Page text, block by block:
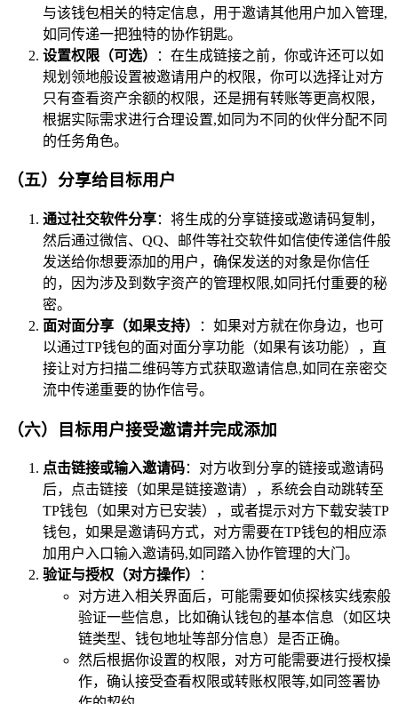
与该钱包相关的特定信息，用于邀请其他用户加入管理,
如同传递一把独特的协作钥匙。
设置权限（可选）
：在生成链接之前，你或许还可以如
规划领地般设置被邀请用户的权限，你可以选择让对方
只有查看资产余额的权限，还是拥有转账等更高权限，
根据实际需求进行合理设置,如同为不同的伙伴分配不同
的任务角色。
（五）分享给目标用户
通过社交软件分享：将生成的分享链接或邀请码复制，
然后通过微信、QQ、邮件等社交软件如信使传递信件般
发送给你想要添加的用户，确保发送的对象是你信任
的，因为涉及到数字资产的管理权限,如同托付重要的秘
密。
面对面分享（如果支持）
：如果对方就在你身边，也可
以通过TP钱包的面对面分享功能（如果有该功能），直
接让对方扫描二维码等方式获取邀请信息,如同在亲密交
流中传递重要的协作信号。
（六）目标用户接受邀请并完成添加
点击链接或输入邀请码：对方收到分享的链接或邀请码
后，点击链接（如果是链接邀请），系统会自动跳转至
TP钱包（如果对方已安装），或者提示对方下载安装TP
钱包，如果是邀请码方式，对方需要在TP钱包的相应添
加用户入口输入邀请码,如同踏入协作管理的大门。
验证与授权（对方操作）
：
对方进入相关界面后，可能需要如侦探核实线索般
验证一些信息，比如确认钱包的基本信息（如区块
链类型、钱包地址等部分信息）是否正确。
然后根据你设置的权限，对方可能需要进行授权操
作，确认接受查看权限或转账权限等,如同签署协